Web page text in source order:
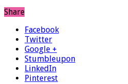
Share
Facebook
Twitter
Google +
Stumbleupon
LinkedIn
Pinterest